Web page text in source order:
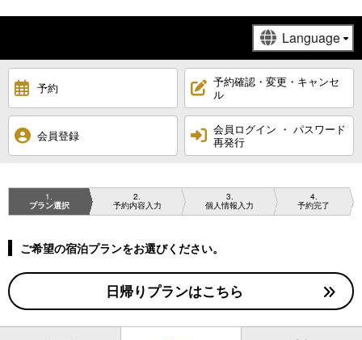
予約
予約確認・変更・キャンセ
ル
会員登録
会員ログイン ・ パスワード
再発行
1
プラン選択
2
予約内容入力
3
個人情報入力
4
予約完了
ご希望の宿泊プランをお選びください。
日帰りプランはこちら